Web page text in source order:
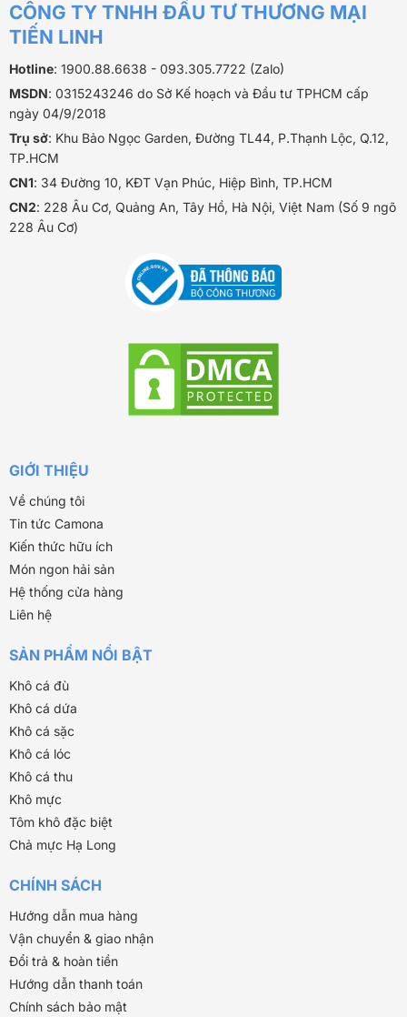
CÔNG TY TNHH ĐẦU TƯ THƯƠNG MẠI
TIẾN LINH
Hotline: 1900.88.6638 - 093.305.7722 (Zalo)
MSDN: 0315243246 do Sở Kế hoạch và Đầu tư TPHCM cấp
ngày 04/9/2018
Trụ sở: Khu Bảo Ngọc Garden, Đường TL44, P.Thạnh Lộc, Q.12,
TP.HCM
CN1: 34 Đường 10, KĐT Vạn Phúc, Hiệp Bình, TP.HCM
CN2: 228 Âu Cơ, Quảng An, Tây Hồ, Hà Nội, Việt Nam (Số 9 ngõ
228 Âu Cơ)
GIỚI THIỆU
Về chúng tôi
Tin tức Camona
Kiến thức hữu ích
Món ngon hải sản
Hệ thống cửa hàng
Liên hệ
SẢN PHẨM NỔI BẬT
Khô cá đù
Khô cá dứa
Khô cá sặc
Khô cá lóc
Khô cá thu
Khô mực
Tôm khô đặc biệt
Chả mực Hạ Long
CHÍNH SÁCH
Hướng dẫn mua hàng
Vận chuyển & giao nhận
Đổi trả & hoàn tiền
Hướng dẫn thanh toán
Chính sách bảo mật